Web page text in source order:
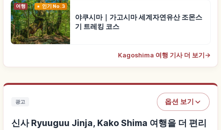
여행 인기 No.3
야쿠시마｜가고시마 세계자연유산 조몬스
기 트레킹 코스
Kagoshima 여행 기사 더 보기 →
광고 옵션 보기
신사 Ryuuguu Jinja, Kako Shima 여행을 더 편리